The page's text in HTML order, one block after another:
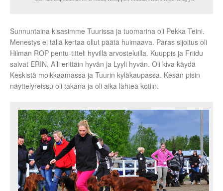
Sunnuntaina kisasimme Tuurissa ja tuomarina oli Pekka Teini.
Menestys ei tällä kertaa ollut päätä huimaava. Paras sijoitus oli
Hilman ROP pentu-titteli hyvillä arvosteluilla. Kuuppis ja Friidu
saivat ERIN, Alli erittäin hyvän ja Lyyli hyvän. Oli kiva käydä
Keskistä moikkaamassa ja Tuurin kyläkaupassa. Kesän pisin
näyttelyreissu oli takana ja oli aika lähteä kotiin.